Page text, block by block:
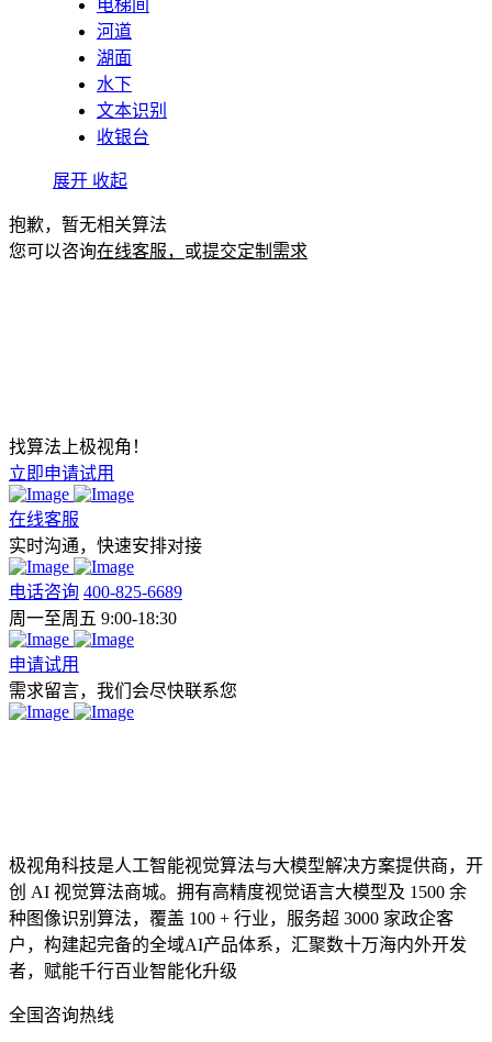
电梯间
河道
湖面
水下
文本识别
收银台
展开 收起
抱歉，暂无相关算法
您可以咨询在线客服， 或提交定制需求
找算法上极视角！
立即申请试用
在线客服
实时沟通，快速安排对接
电话咨询 400-825-6689
周一至周五 9:00-18:30
申请试用
需求留言，我们会尽快联系您
极视角科技是人工智能视觉算法与大模型解决方案提供商，开
创 AI 视觉算法商城。拥有高精度视觉语言大模型及 1500 余
种图像识别算法，覆盖 100 + 行业，服务超 3000 家政企客
户，构建起完备的全域AI产品体系，汇聚数十万海内外开发
者，赋能千行百业智能化升级
全国咨询热线